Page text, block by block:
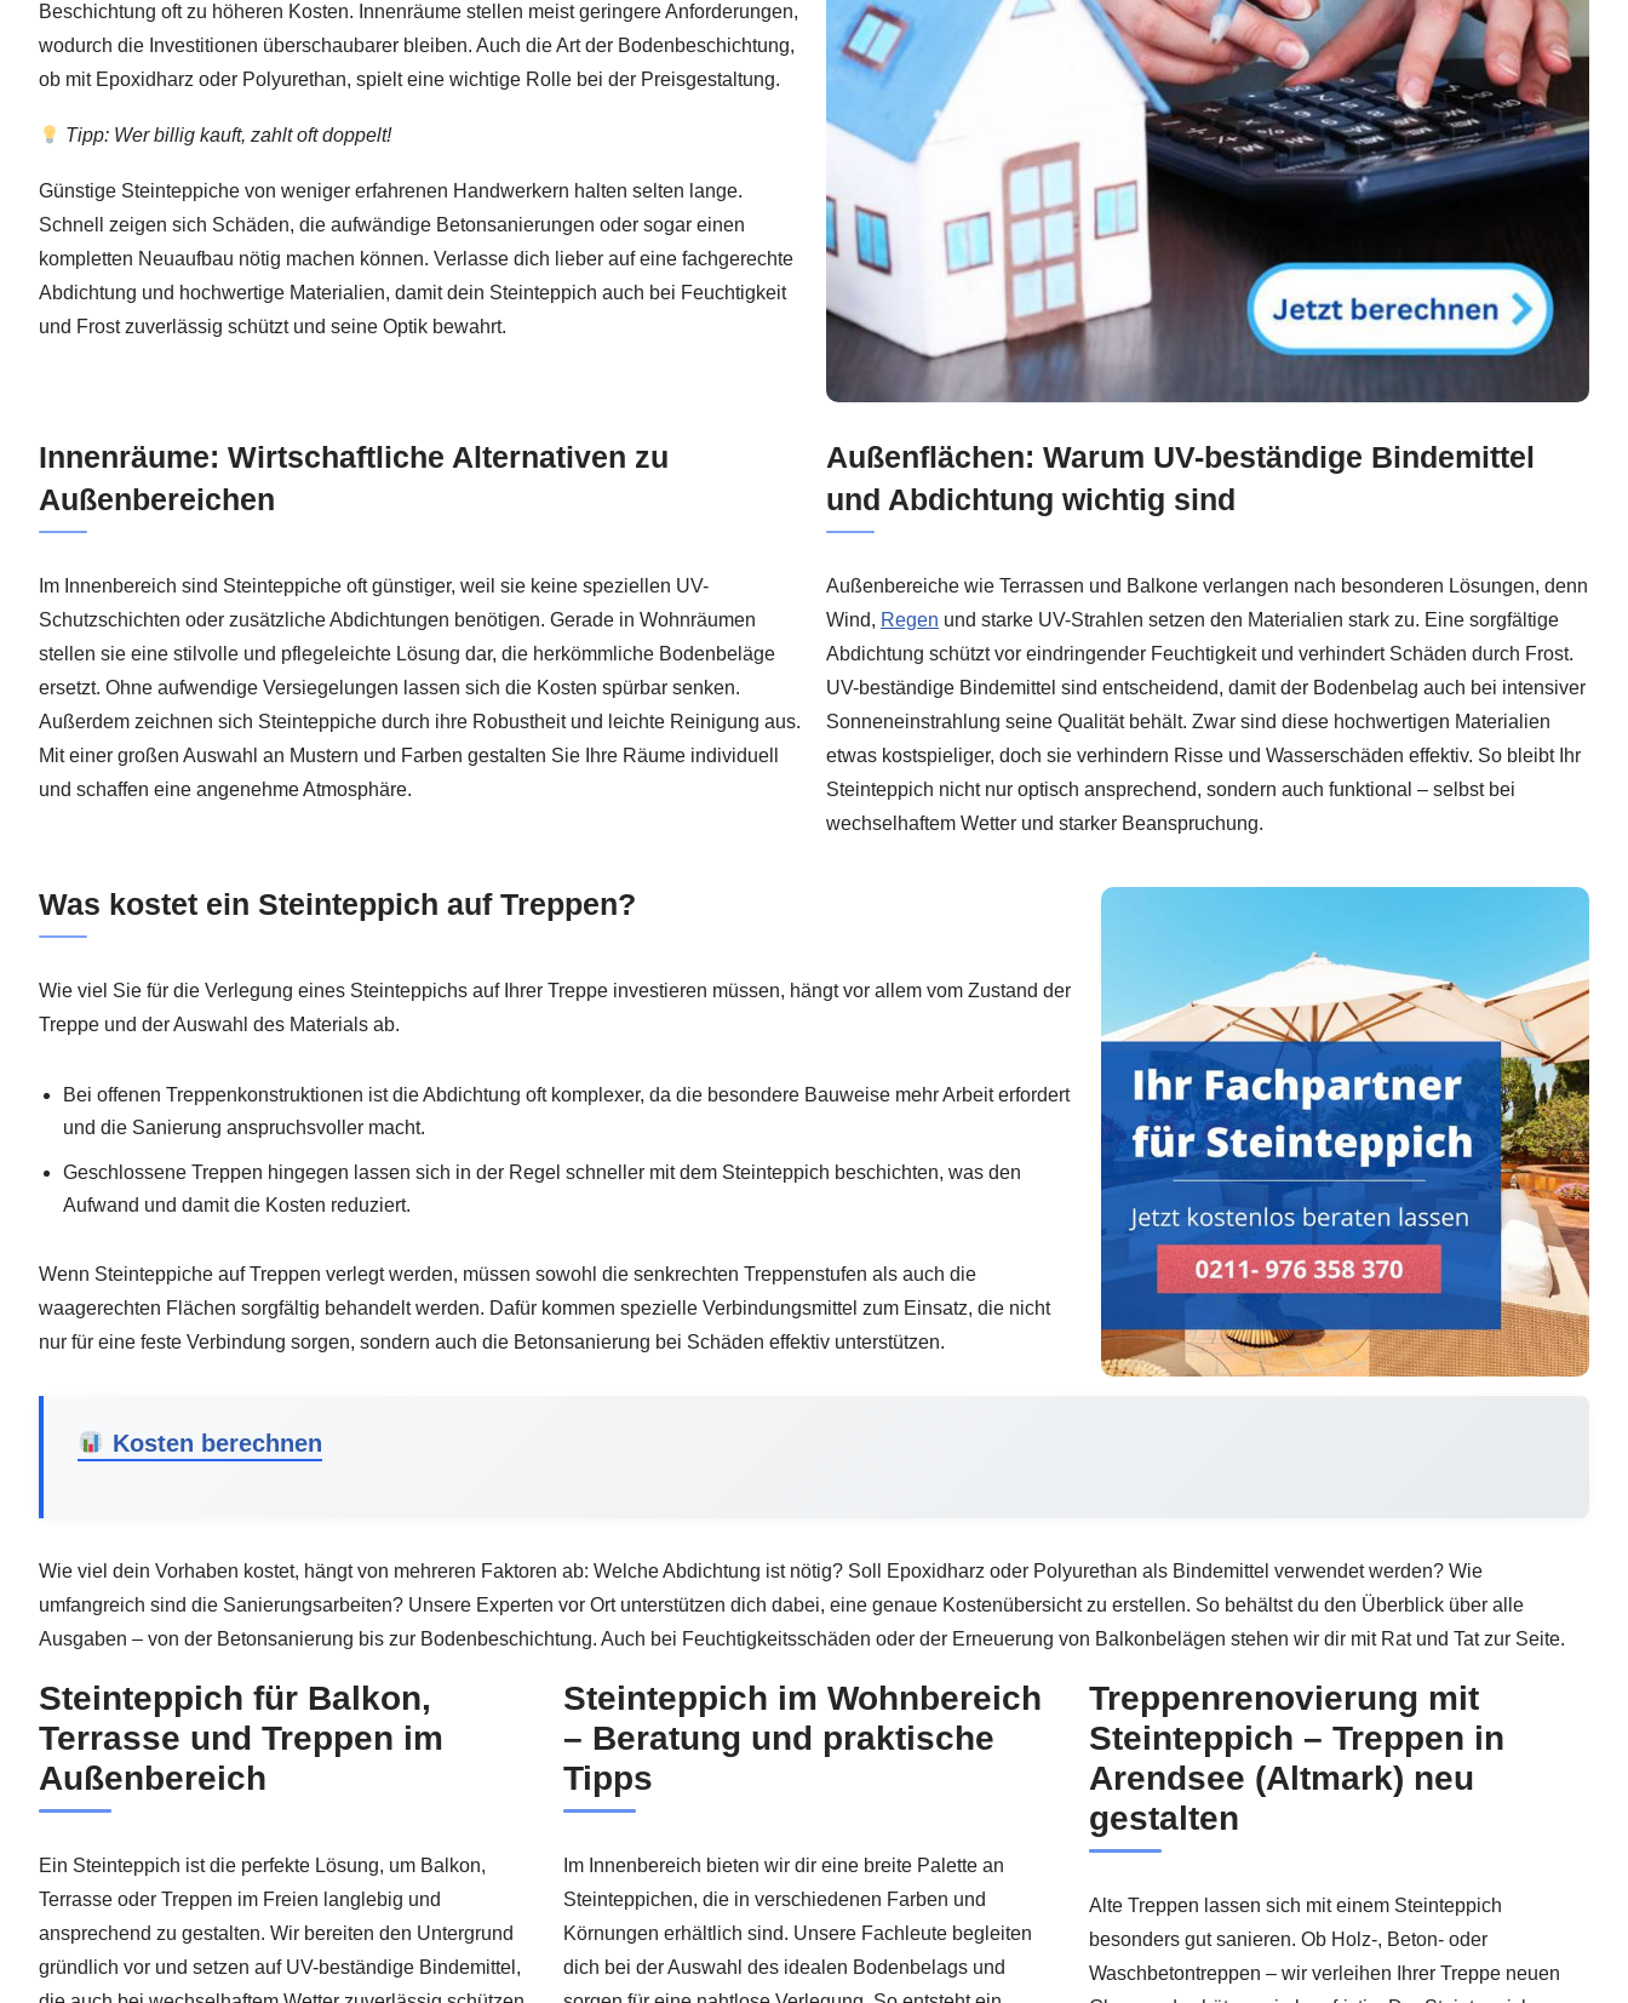
Beschichtung oft zu höheren Kosten. Innenräume stellen meist geringere Anforderungen,
wodurch die Investitionen überschaubarer bleiben. Auch die Art der Bodenbeschichtung,
ob mit Epoxidharz oder Polyurethan, spielt eine wichtige Rolle bei der Preisgestaltung.
Tipp: Wer billig kauft, zahlt oft doppelt!
Günstige Steinteppiche von weniger erfahrenen Handwerkern halten selten lange.
Schnell zeigen sich Schäden, die aufwändige Betonsanierungen oder sogar einen
kompletten Neuaufbau nötig machen können. Verlasse dich lieber auf eine fachgerechte
Abdichtung und hochwertige Materialien, damit dein Steinteppich auch bei Feuchtigkeit
und Frost zuverlässig schützt und seine Optik bewahrt.
Innenräume: Wirtschaftliche Alternativen zu
Außenbereichen
Im Innenbereich sind Steinteppiche oft günstiger, weil sie keine speziellen UV-
Schutzschichten oder zusätzliche Abdichtungen benötigen. Gerade in Wohnräumen
stellen sie eine stilvolle und pflegeleichte Lösung dar, die herkömmliche Bodenbeläge
ersetzt. Ohne aufwendige Versiegelungen lassen sich die Kosten spürbar senken.
Außerdem zeichnen sich Steinteppiche durch ihre Robustheit und leichte Reinigung aus.
Mit einer großen Auswahl an Mustern und Farben gestalten Sie Ihre Räume individuell
und schaffen eine angenehme Atmosphäre.
Außenflächen: Warum UV-beständige Bindemittel
und Abdichtung wichtig sind
Außenbereiche wie Terrassen und Balkone verlangen nach besonderen Lösungen, denn
Wind, Regen und starke UV-Strahlen setzen den Materialien stark zu. Eine sorgfältige
Abdichtung schützt vor eindringender Feuchtigkeit und verhindert Schäden durch Frost.
UV-beständige Bindemittel sind entscheidend, damit der Bodenbelag auch bei intensiver
Sonneneinstrahlung seine Qualität behält. Zwar sind diese hochwertigen Materialien
etwas kostspieliger, doch sie verhindern Risse und Wasserschäden effektiv. So bleibt Ihr
Steinteppich nicht nur optisch ansprechend, sondern auch funktional – selbst bei
wechselhaftem Wetter und starker Beanspruchung.
Was kostet ein Steinteppich auf Treppen?
Wie viel Sie für die Verlegung eines Steinteppichs auf Ihrer Treppe investieren müssen, hängt vor allem vom Zustand der
Treppe und der Auswahl des Materials ab.
Bei offenen Treppenkonstruktionen ist die Abdichtung oft komplexer, da die besondere Bauweise mehr Arbeit erfordert
und die Sanierung anspruchsvoller macht.
Geschlossene Treppen hingegen lassen sich in der Regel schneller mit dem Steinteppich beschichten, was den
Aufwand und damit die Kosten reduziert.
Wenn Steinteppiche auf Treppen verlegt werden, müssen sowohl die senkrechten Treppenstufen als auch die
waagerechten Flächen sorgfältig behandelt werden. Dafür kommen spezielle Verbindungsmittel zum Einsatz, die nicht
nur für eine feste Verbindung sorgen, sondern auch die Betonsanierung bei Schäden effektiv unterstützen.
Kosten berechnen
Wie viel dein Vorhaben kostet, hängt von mehreren Faktoren ab: Welche Abdichtung ist nötig? Soll Epoxidharz oder Polyurethan als Bindemittel verwendet werden? Wie
umfangreich sind die Sanierungsarbeiten? Unsere Experten vor Ort unterstützen dich dabei, eine genaue Kostenübersicht zu erstellen. So behältst du den Überblick über alle
Ausgaben – von der Betonsanierung bis zur Bodenbeschichtung. Auch bei Feuchtigkeitsschäden oder der Erneuerung von Balkonbelägen stehen wir dir mit Rat und Tat zur Seite.
Steinteppich für Balkon,
Terrasse und Treppen im
Außenbereich
Ein Steinteppich ist die perfekte Lösung, um Balkon,
Terrasse oder Treppen im Freien langlebig und
ansprechend zu gestalten. Wir bereiten den Untergrund
gründlich vor und setzen auf UV-beständige Bindemittel,
Steinteppich im Wohnbereich
– Beratung und praktische
Tipps
Im Innenbereich bieten wir dir eine breite Palette an
Steinteppichen, die in verschiedenen Farben und
Körnungen erhältlich sind. Unsere Fachleute begleiten
dich bei der Auswahl des idealen Bodenbelags und
Treppenrenovierung mit
Steinteppich – Treppen in
Arendsee (Altmark) neu
gestalten
Alte Treppen lassen sich mit einem Steinteppich
besonders gut sanieren. Ob Holz-, Beton- oder
Waschbetontreppen – wir verleihen Ihrer Treppe neuen